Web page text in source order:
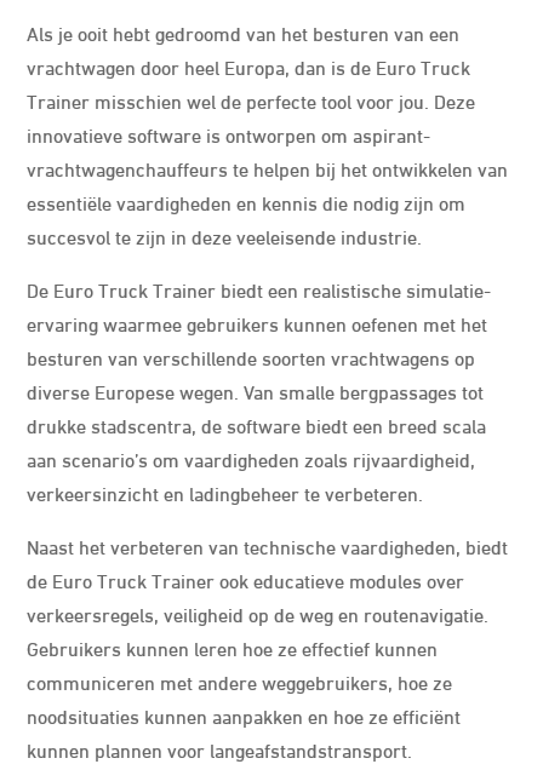
Als je ooit hebt gedroomd van het besturen van een
vrachtwagen door heel Europa, dan is de Euro Truck
Trainer misschien wel de perfecte tool voor jou. Deze
innovatieve software is ontworpen om aspirant-
vrachtwagenchauffeurs te helpen bij het ontwikkelen van
essentiële vaardigheden en kennis die nodig zijn om
succesvol te zijn in deze veeleisende industrie.
De Euro Truck Trainer biedt een realistische simulatie-
ervaring waarmee gebruikers kunnen oefenen met het
besturen van verschillende soorten vrachtwagens op
diverse Europese wegen. Van smalle bergpassages tot
drukke stadscentra, de software biedt een breed scala
aan scenario’s om vaardigheden zoals rijvaardigheid,
verkeersinzicht en ladingbeheer te verbeteren.
Naast het verbeteren van technische vaardigheden, biedt
de Euro Truck Trainer ook educatieve modules over
verkeersregels, veiligheid op de weg en routenavigatie.
Gebruikers kunnen leren hoe ze effectief kunnen
communiceren met andere weggebruikers, hoe ze
noodsituaties kunnen aanpakken en hoe ze efficiënt
kunnen plannen voor langeafstandstransport.